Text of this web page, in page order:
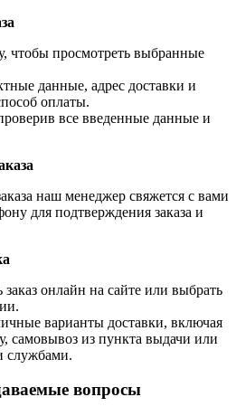
чтобы просмотреть выбранные
данные, адрес доставки и
оплаты.
все введенные данные и
наш менеджер свяжется с вами
для подтверждения заказа и
онлайн на сайте или выбрать
варианты доставки, включая
самовывоз из пункта выдачи или
службами.
вопросы